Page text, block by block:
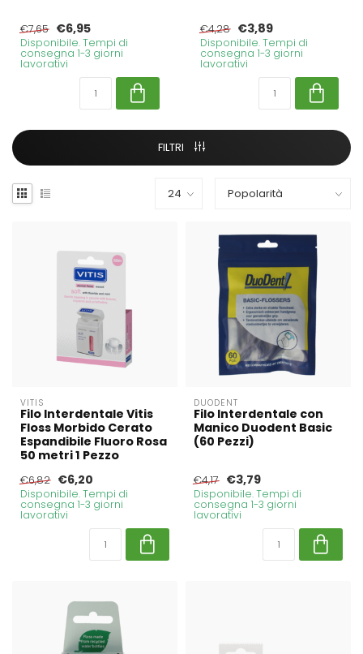
€7,65 €6,95
Disponibile. Tempi di
consegna 1-3 giorni
lavorativi
€4,28 €3,89
Disponibile. Tempi di
consegna 1-3 giorni
lavorativi
FILTRI
VITIS
Filo Interdentale Vitis
Floss Morbido Cerato
Espandibile Fluoro Rosa
50 metri 1 Pezzo
€6,82 €6,20
Disponibile. Tempi di
consegna 1-3 giorni
lavorativi
DUODENT
Filo Interdentale con
Manico Duodent Basic
(60 Pezzi)
€4,17 €3,79
Disponibile. Tempi di
consegna 1-3 giorni
lavorativi